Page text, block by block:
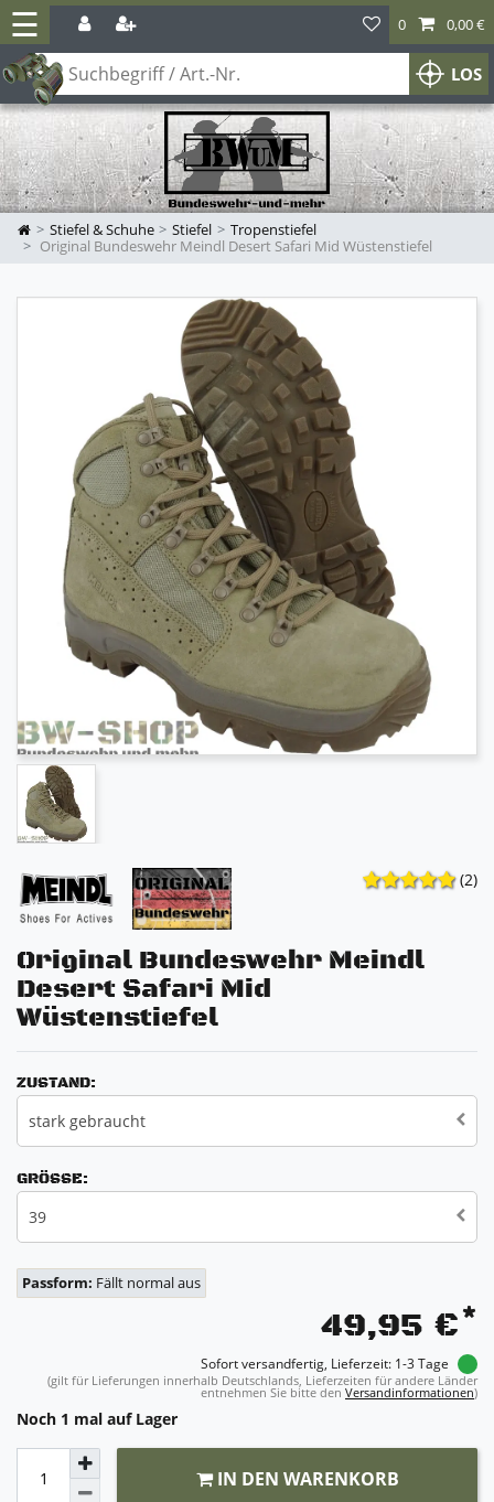
☰
LOS
0 0,00 €
Stiefel & Schuhe Stiefel
Tropenstiefel
Original Bundeswehr Meindl Desert Safari Mid Wüstenstiefel
(2)
Original Bundeswehr Meindl
Desert Safari Mid
Wüstenstiefel
ZUSTAND:
stark gebraucht
GRÖSSE:
39
Passform: Fällt normal aus
49,95 €*
Sofort versandfertig, Lieferzeit: 1-3 Tage
(gilt für Lieferungen innerhalb Deutschlands, Lieferzeiten für andere Länder
entnehmen Sie bitte den Versandinformationen)
Noch 1 mal auf Lager
IN DEN WARENKORB